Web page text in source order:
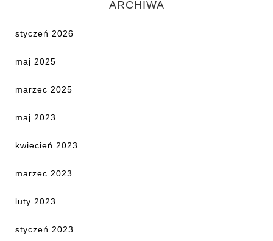
ARCHIWA
styczeń 2026
maj 2025
marzec 2025
maj 2023
kwiecień 2023
marzec 2023
luty 2023
styczeń 2023